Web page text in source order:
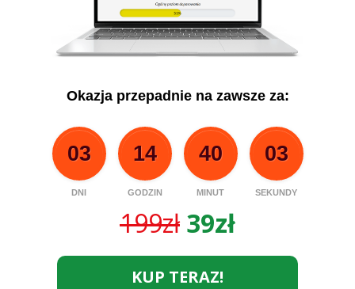
Okazja przepadnie na zawsze za:
03
DNI
14
GODZIN
40
MINUT
03
SEKUNDY
199zł 39zł
KUP TERAZ!